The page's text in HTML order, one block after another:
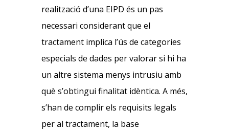
realització d’una EIPD és un pas
necessari considerant que el
tractament implica l’ús de categories
especials de dades per valorar si hi ha
un altre sistema menys intrusiu amb
què s’obtingui finalitat idèntica. A més,
s’han de complir els requisits legals
per al tractament, la base